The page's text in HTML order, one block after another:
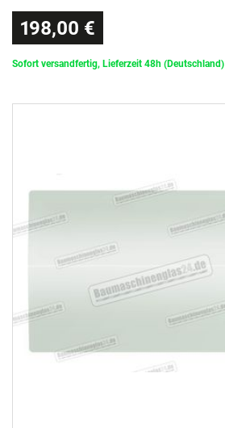
198,00 €
Sofort versandfertig, Lieferzeit 48h (Deutschland)